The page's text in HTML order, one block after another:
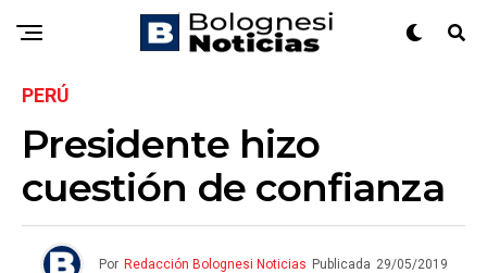
PERÚ
Presidente hizo
cuestión de confianza
Por Redacción Bolognesi Noticias Publicada 29/05/2019